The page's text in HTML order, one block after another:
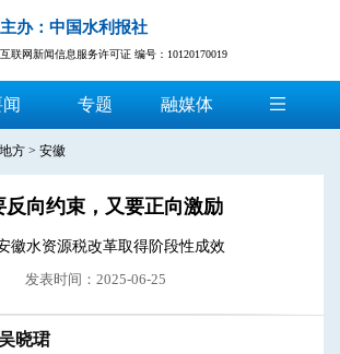
主办：中国水利报社
互联网新闻信息服务许可证 编号：10120170019
专题 融媒体
地方 > 安徽
反向约束，又要正向激励
水资源税改革取得阶段性成效
发表时间：2025-06-25
晓珺